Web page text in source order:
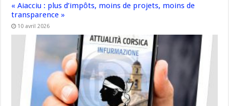
« Aiacciu : plus d’impôts, moins de projets, moins de
transparence »
10 avril 2026